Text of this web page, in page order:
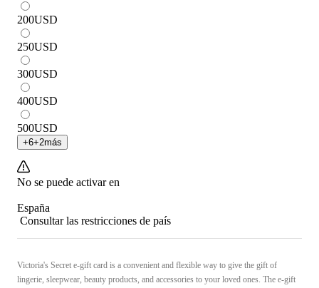
200USD
250USD
300USD
400USD
500USD
+6+2más
No se puede activar en
España
Consultar las restricciones de país
Victoria's Secret e-gift card is a convenient and flexible way to give the gift of
lingerie, sleepwear, beauty products, and accessories to your loved ones. The e-gift